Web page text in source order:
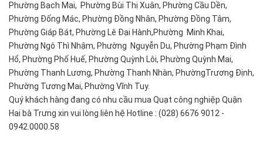
Phường Bạch Mai, Phường Bùi Thị Xuân, Phường Cầu Dền,
Phường Đống Mác, Phường Đồng Nhân, Phường Đồng Tâm,
Phường Giáp Bát, Phường Lê Đại Hành,Phường Minh Khai,
Phường Ngô Thì Nhậm, Phường Nguyễn Du, Phường Phạm Đình
Hổ, Phường Phố Huế, Phường Quỳnh Lôi, Phường Quỳnh Mai,
Phường Thanh Lương, Phường Thanh Nhàn, PhườngTrương Định,
Phường Tương Mai, Phường Vĩnh Tuy.
Quý khách hàng đang có nhu cầu mua Quạt công nghiệp Quận
Hai bà Trưng xin vui lòng liên hệ Hotline : (028) 6676 9012 -
0942.0000.58